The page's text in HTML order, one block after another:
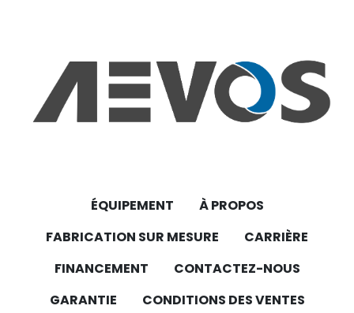
ÉQUIPEMENT
À PROPOS
FABRICATION SUR MESURE
CARRIÈRE
FINANCEMENT
CONTACTEZ-NOUS
GARANTIE
CONDITIONS DES VENTES